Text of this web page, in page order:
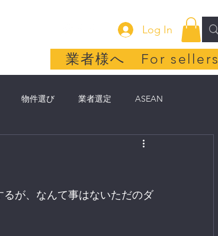
Log In
業者様へ For sellers
物件選び 業者選定 ASEAN
子育て
が、なんて事はないただのダ